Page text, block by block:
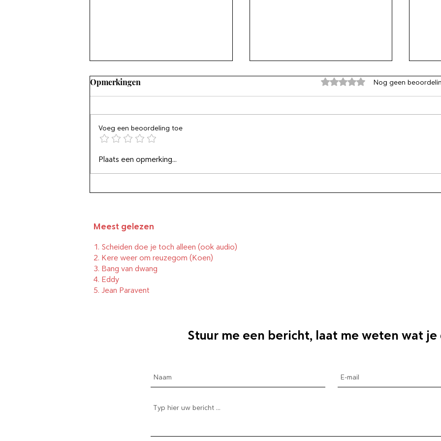
Blijf bij, of toch een beetje,
en hang de wringer niet uit
Opmerkingen Beoordeeld met 0 uit 5
Nog geen
Voeg een beoordeling toe
Plaats een opmerking...
Meest gelezen
1. Scheiden doe je toch alleen (ook audio)
2. Kere weer om reuzegom (Koen)
3. Bang van dwang
4. Eddy
5. Jean Paravent
Stuur me een bericht, laat me weten wat